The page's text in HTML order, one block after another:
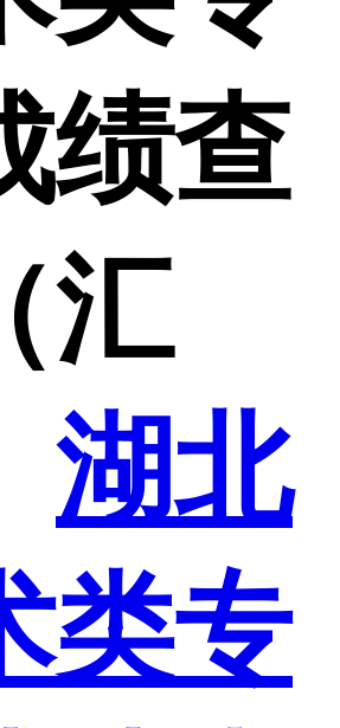
绩查
汇
湖北
类专